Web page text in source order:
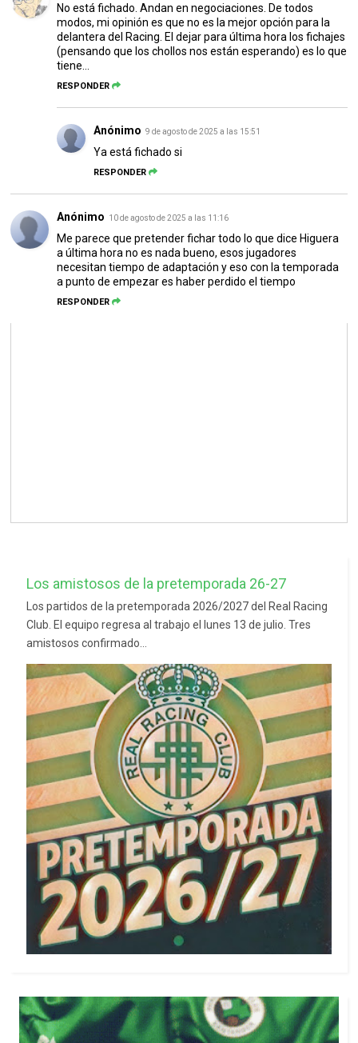
No está fichado. Andan en negociaciones. De todos
modos, mi opinión es que no es la mejor opción para la
delantera del Racing. El dejar para última hora los fichajes
(pensando que los chollos nos están esperando) es lo que
tiene...
RESPONDER
Anónimo 9 de agosto de 2025 a las 15:51
Ya está fichado si
RESPONDER
Anónimo 10 de agosto de 2025 a las 11:16
Me parece que pretender fichar todo lo que dice Higuera
a última hora no es nada bueno, esos jugadores
necesitan tiempo de adaptación y eso con la temporada
a punto de empezar es haber perdido el tiempo
RESPONDER
Los amistosos de la pretemporada 26-27
Los partidos de la pretemporada 2026/2027 del Real Racing
Club. El equipo regresa al trabajo el lunes 13 de julio. Tres
amistosos confirmado...